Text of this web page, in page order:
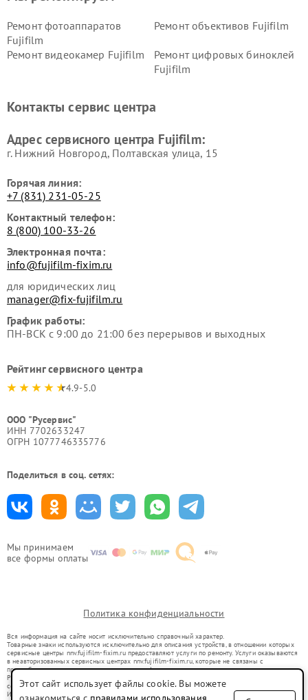
Мы принимаем
все формы оплаты
Ремонт фотоаппаратов
Fujifilm
Ремонт объективов Fujifilm
Ремонт видеокамер Fujifilm
Ремонт цифровых биноклей
Fujifilm
Контакты сервис центра
Адрес сервисного центра Fujifilm:
г. Нижний Новгород, Полтавская улица, 15
Горячая линия:
+7 (831) 231-05-25
Контактный телефон:
8 (800) 100-33-26
Электронная почта:
info@fujifilm-fixim.ru
для юридических лиц
manager@fix-fujifilm.ru
График работы:
ПН-ВСК с 9:00 до 21:00 без перерывов и выходных
Рейтинг сервисного центра
4.9-5.0
ООО "Русервис"
ИНН 7702633247
ОГРН 1077746335776
Поделиться в соц. сетях:
Политика конфиденциальности
Вся информация на сайте носит исключительно справочный характер.
Товарные знаки используются исключительно для описания устройств, в отношении которых
сервисные центры nnv.fujifilm-fixim.ru предоставляют услуги по ремонту. Услуги оказываются
в неавторизованных сервисных центрах nnv.fujifilm-fixim.ru, которые не связаны с
правообладателями товарных знаков или их официальными представителями.
Ремонт осуществляется для устройств, уже введенных в гражданский оборот в соответствии
со статьей 1487 ГК РФ.
Использование товарных знаков не преследует цели индивидуализации услуг или введения
Этот сайт использует файлы cookie. Вы можете